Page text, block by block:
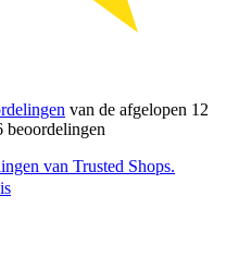
van de afgelopen 12
beoordelingen
van Trusted Shops.